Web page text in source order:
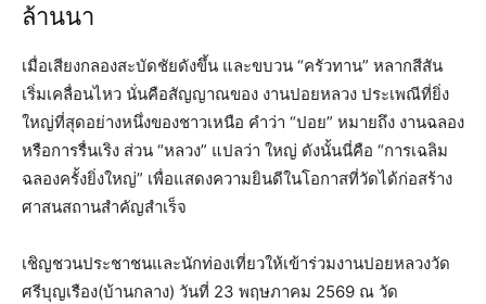
ล้านนา
เมื่อเสียงกลองสะบัดชัยดังขึ้น และขบวน “ครัวทาน” หลากสีสัน
เริ่มเคลื่อนไหว นั่นคือสัญญาณของ งานปอยหลวง ประเพณีที่ยิ่ง
ใหญ่ที่สุดอย่างหนึ่งของชาวเหนือ คำว่า “ปอย” หมายถึง งานฉลอง
หรือการรื่นเริง ส่วน “หลวง” แปลว่า ใหญ่ ดังนั้นนี่คือ “การเฉลิม
ฉลองครั้งยิ่งใหญ่” เพื่อแสดงความยินดีในโอกาสที่วัดได้ก่อสร้าง
ศาสนสถานสำคัญสำเร็จ
เชิญชวนประชาชนและนักท่องเที่ยวให้เข้าร่วมงานปอยหลวงวัด
ศรีบุญเรือง(บ้านกลาง) วันที่ 23 พฤษภาคม 2569 ณ วัด